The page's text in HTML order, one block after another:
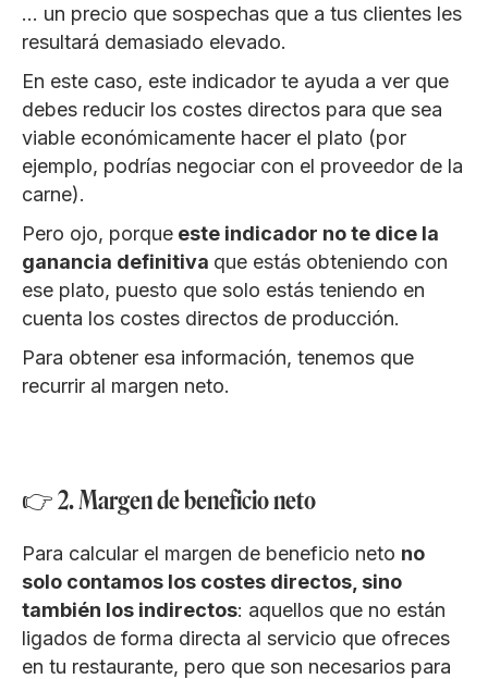
… un precio que sospechas que a tus clientes les
resultará demasiado elevado.
En este caso, este indicador te ayuda a ver que
debes reducir los costes directos para que sea
viable económicamente hacer el plato (por
ejemplo, podrías negociar con el proveedor de la
carne).
Pero ojo, porque este indicador no te dice la
ganancia definitiva que estás obteniendo con
ese plato, puesto que solo estás teniendo en
cuenta los costes directos de producción.
Para obtener esa información, tenemos que
recurrir al margen neto.
👉 2. Margen de beneficio neto
Para calcular el margen de beneficio neto no
solo contamos los costes directos, sino
también los indirectos: aquellos que no están
ligados de forma directa al servicio que ofreces
en tu restaurante, pero que son necesarios para